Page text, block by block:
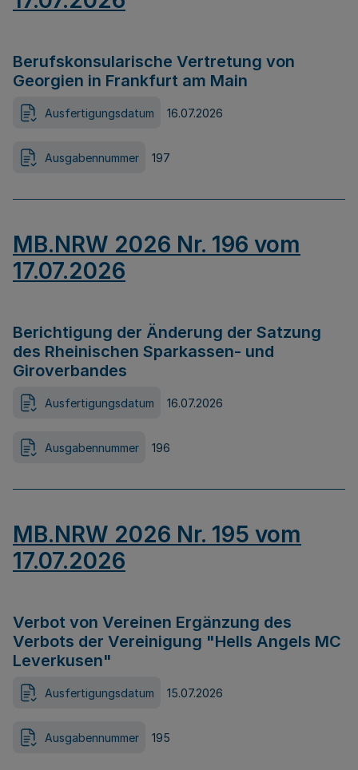
Berufskonsularische Vertretung von
Georgien in Frankfurt am Main
Ausfertigungsdatum 16.07.2026
Ausgabennummer 197
MB.NRW 2026 Nr. 196 vom
17.07.2026
Berichtigung der Änderung der Satzung
des Rheinischen Sparkassen- und
Giroverbandes
Ausfertigungsdatum 16.07.2026
Ausgabennummer 196
MB.NRW 2026 Nr. 195 vom
17.07.2026
Verbot von Vereinen Ergänzung des
Verbots der Vereinigung "Hells Angels MC
Leverkusen"
Ausfertigungsdatum 15.07.2026
Ausgabennummer 195